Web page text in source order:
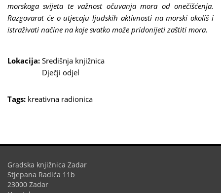
morskoga svijeta te važnost očuvanja mora od onečišćenja.
Razgovarat će o utjecaju ljudskih aktivnosti na morski okoliš i
istraživati načine na koje svatko može pridonijeti zaštiti mora.
Lokacija: Središnja knjižnica
Dječji odjel
Tags: kreativna radionica
Gradska knjižnica Zadar
Stjepana Radića 11b
23000 Zadar